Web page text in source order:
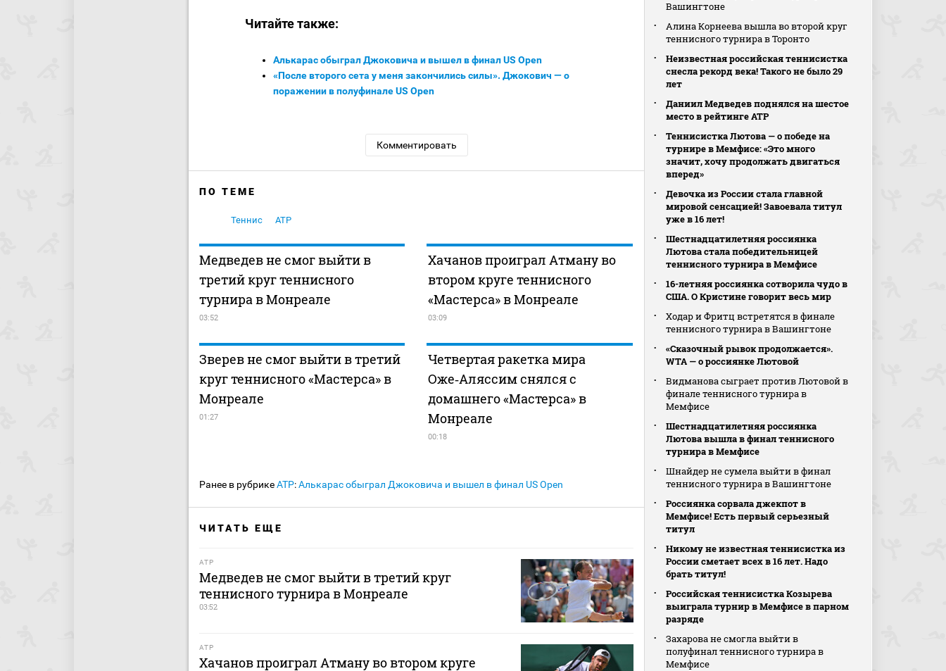
Читайте также:
Алькарас обыграл Джоковича и вышел в финал US Open
«После второго сета у меня закончились силы». Джокович — о
поражении в полуфинале US Open
Комментировать
ПО ТЕМЕ
Теннис ATP
Медведев не смог выйти в
третий круг теннисного
турнира в Монреале
03:52
Хачанов проиграл Атману во
втором круге теннисного
«Мастерса» в Монреале
03:09
Зверев не смог выйти в третий
круг теннисного «Мастерса» в
Монреале
01:27
Четвертая ракетка мира
Оже‑Аляссим снялся с
домашнего «Мастерса» в
Монреале
00:18
Ранее в рубрикеATP:Алькарас обыграл Джоковича и вышел в финал US Open
ЧИТАТЬ ЕЩЕ
ATP
Медведев не смог выйти в третий круг
теннисного турнира в Монреале
03:52
ATP
Хачанов проиграл Атману во втором круге
Вашингтоне
Алина Корнеева вышла во второй круг
теннисного турнира в Торонто
Неизвестная российская теннисистка
снесла рекорд века! Такого не было 29
лет
Даниил Медведев поднялся на шестое
место в рейтинге АТР
Теннисистка Лютова — о победе на
турнире в Мемфисе: «Это много
значит, хочу продолжать двигаться
вперед»
Девочка из России стала главной
мировой сенсацией! Завоевала титул
уже в 16 лет!
Шестнадцатилетняя россиянка
Лютова стала победительницей
теннисного турнира в Мемфисе
16-летняя россиянка сотворила чудо в
США. О Кристине говорит весь мир
Ходар и Фритц встретятся в финале
теннисного турнира в Вашингтоне
«Сказочный рывок продолжается».
WTA — о россиянке Лютовой
Видманова сыграет против Лютовой в
финале теннисного турнира в
Мемфисе
Шестнадцатилетняя россиянка
Лютова вышла в финал теннисного
турнира в Мемфисе
Шнайдер не сумела выйти в финал
теннисного турнира в Вашингтоне
Россиянка сорвала джекпот в
Мемфисе! Есть первый серьезный
титул
Никому не известная теннисистка из
России сметает всех в 16 лет. Надо
брать титул!
Российская теннисистка Козырева
выиграла турнир в Мемфисе в парном
разряде
Захарова не смогла выйти в
полуфинал теннисного турнира в
Мемфисе